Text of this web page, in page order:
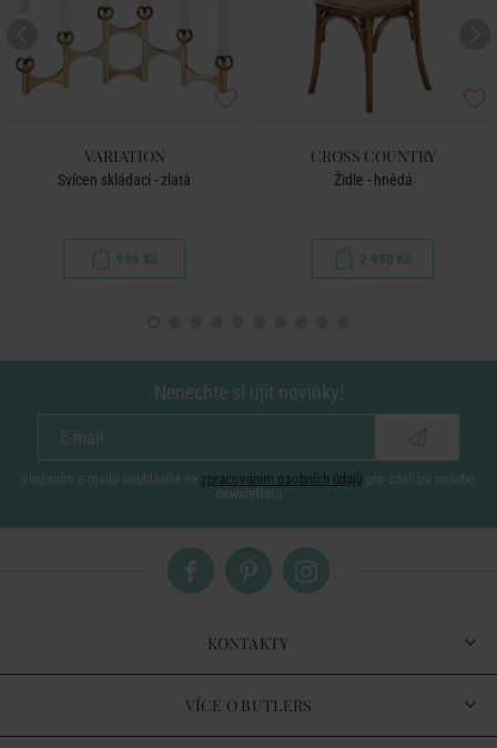
VARIATION
Svícen skládací - zlatá
999 Kč
CROSS COUNTRY
Židle - hnědá
2 990 Kč
Nenechte si ujít novinky!
vložením e-mailu souhlasíte se zpracováním osobních údajů pro zasílání našeho
newsletteru
KONTAKTY
VÍCE O BUTLERS